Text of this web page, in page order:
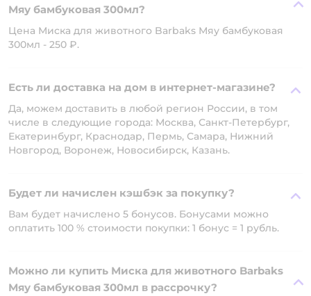
Мяу бамбуковая 300мл?
Цена Миска для животного Barbaks Мяу бамбуковая
300мл - 250 ₽.
Есть ли доставка на дом в интернет-магазине?
Да, можем доставить в любой регион России, в том
числе в следующие города: Москва, Санкт-Петербург,
Екатеринбург, Краснодар, Пермь, Самара, Нижний
Новгород, Воронеж, Новосибирск, Казань.
Будет ли начислен кэшбэк за покупку?
Вам будет начислено 5 бонусов. Бонусами можно
оплатить 100 % стоимости покупки: 1 бонус = 1 рубль.
Можно ли купить Миска для животного Barbaks
Мяу бамбуковая 300мл в рассрочку?